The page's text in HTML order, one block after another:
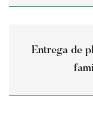
Entrega de